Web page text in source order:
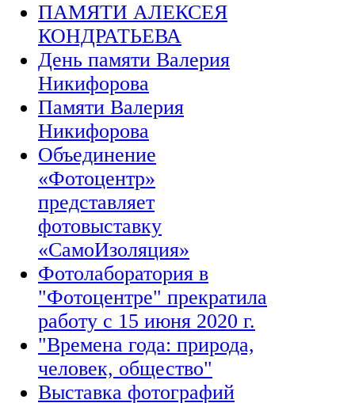
ПАМЯТИ АЛЕКСЕЯ
КОНДРАТЬЕВА
День памяти Валерия
Никифорова
Памяти Валерия
Никифорова
Объединение
«Фотоцентр»
представляет
фотовыставку
«СамоИзоляция»
Фотолаборатория в
"Фотоцентре" прекратила
работу с 15 июня 2020 г.
"Времена года: природа,
человек, общество"
Выставка фотографий